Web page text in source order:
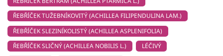
ŘEBŘÍČEK TUŽEBNÍKOVITÝ (ACHILLEA FILIPENDULINA LAM.)
ŘEBŘÍČEK SLEZINÍKOLISTÝ (ACHILLEA ASPLENIFOLIA)
ŘEBŘÍČEK SLIČNÝ (ACHILLEA NOBILIS L.)
LÉČIVÝ